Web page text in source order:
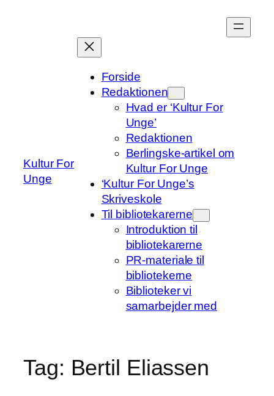
Kultur For
Unge
Forside
Redaktionen
Hvad er ‘Kultur For
Unge’
Redaktionen
Berlingske-artikel om
Kultur For Unge
‘Kultur For Unge’s
Skriveskole
Til bibliotekarerne
Introduktion til
bibliotekarerne
PR-materiale til
bibliotekerne
Biblioteker vi
samarbejder med
Tag: Bertil Eliassen